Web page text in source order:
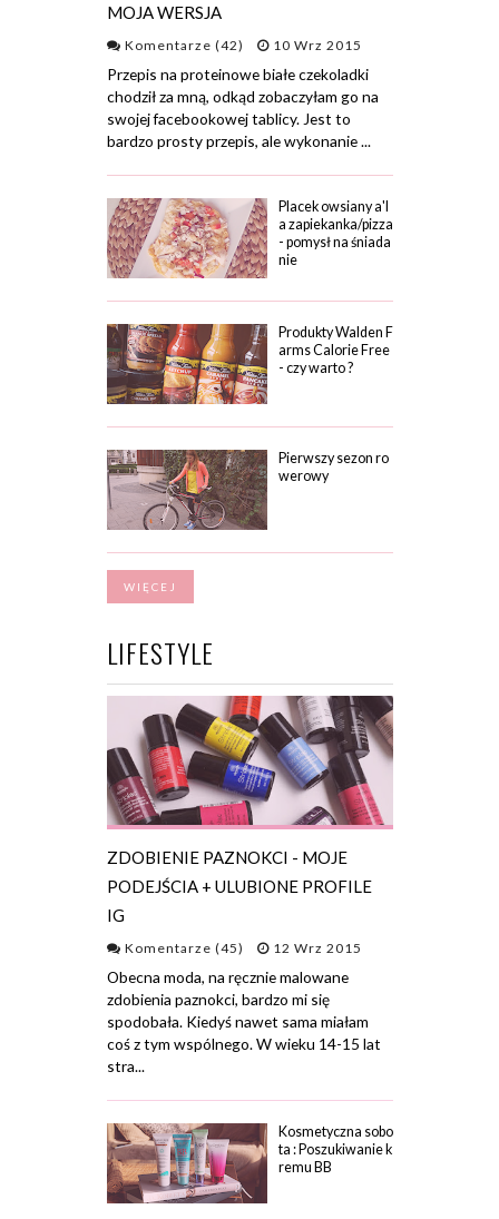
MOJA WERSJA
Komentarze (42) 10 Wrz 2015
Przepis na proteinowe białe czekoladki
chodził za mną, odkąd zobaczyłam go na
swojej facebookowej tablicy. Jest to
bardzo prosty przepis, ale wykonanie ...
Placek owsiany a'l
a zapiekanka/pizza
- pomysł na śniada
nie
Produkty Walden F
arms Calorie Free
- czy warto ?
Pierwszy sezon ro
werowy
WIĘCEJ
LIFESTYLE
ZDOBIENIE PAZNOKCI - MOJE
PODEJŚCIA + ULUBIONE PROFILE
IG
Komentarze (45) 12 Wrz 2015
Obecna moda, na ręcznie malowane
zdobienia paznokci, bardzo mi się
spodobała. Kiedyś nawet sama miałam
coś z tym wspólnego. W wieku 14-15 lat
stra...
Kosmetyczna sobo
ta : Poszukiwanie k
remu BB